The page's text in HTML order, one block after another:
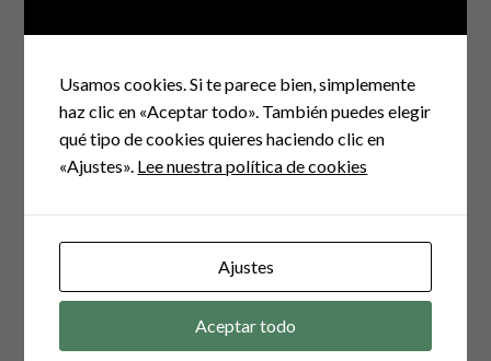
Navegación
entradas
ENTRADA ANTERIOR
Guiso de calabaza
ENTRADA SIGUIENTE
Sorteo estuche de vapor microondas
Usamos cookies. Si te parece bien, simplemente
haz clic en «Aceptar todo». También puedes elegir
qué tipo de cookies quieres haciendo clic en
«Ajustes». Lee nuestra política de cookies
Ajustes
Aceptar todo